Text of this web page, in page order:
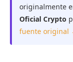
originalmente
Oficial Crypto
fuente original